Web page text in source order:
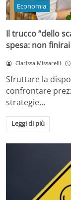
Economia
Il trucco “dello
spesa: non
Clarissa Missarelli
Sfruttare la
confrontare
strategie…
Leggi di più